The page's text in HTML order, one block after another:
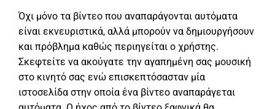
Όχι μόνο τα βίντεο που αναπαράγονται αυτόματα
είναι εκνευριστικά, αλλά μπορούν να δημιουργήσουν
και πρόβλημα καθώς περιηγείται ο χρήστης.
Σκεφτείτε να ακούγατε την αγαπημένη σας μουσική
στο κινητό σας ενώ επισκεπτόσασταν μία
ιστοσελίδα στην οποία ένα βίντεο αναπαράγεται